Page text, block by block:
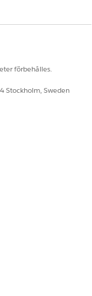
förbehålles.
Stockholm, Sweden